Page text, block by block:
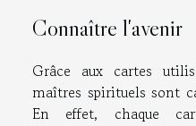
Connaître l'avenir
Grâce aux cartes
maîtres spirituels sont
En effet, chaque